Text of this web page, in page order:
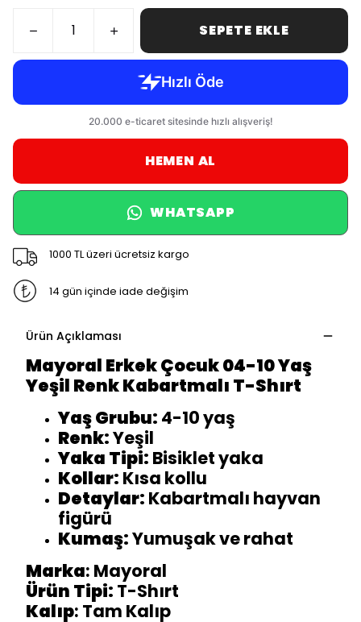
SEPETE EKLE
HEMEN AL
WHATSAPP
1000 TL üzeri ücretsiz kargo
14 gün içinde iade değişim
Ürün Açıklaması
Mayoral Erkek Çocuk 04-10 Yaş
Yeşil Renk Kabartmalı T-Shırt
Yaş Grubu: 4-10 yaş
Renk:Yeşil
Yaka Tipi: Bisiklet yaka
Kollar: Kısa kollu
Detaylar: Kabartmalı hayvan
figürü
Kumaş:Yumuşak ve rahat
Marka: Mayoral
Ürün Tipi: T-Shırt
Kalıp: Tam Kalıp